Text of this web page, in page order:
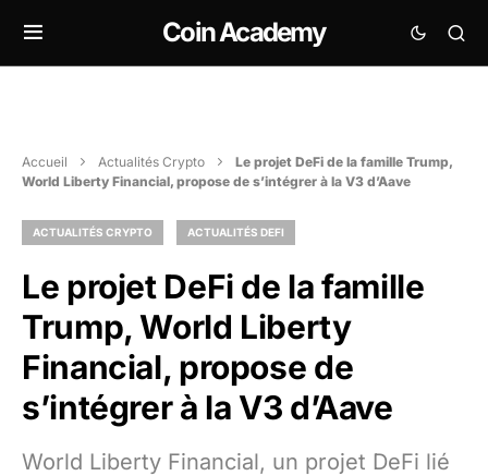
Coin Academy
Accueil Actualités Crypto
Le projet DeFi de la famille Trump,
World Liberty Financial, propose de s’intégrer à la V3 d’Aave
ACTUALITÉS CRYPTO ACTUALITÉS DEFI
Le projet DeFi de la famille
Trump, World Liberty
Financial, propose de
s’intégrer à la V3 d’Aave
World Liberty Financial, un projet DeFi lié